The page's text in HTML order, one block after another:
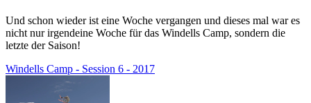
Und schon wieder ist eine Woche vergangen und dieses mal war es
nicht nur irgendeine Woche für das Windells Camp, sondern die
letzte der Saison!
Windells Camp - Session 6 - 2017